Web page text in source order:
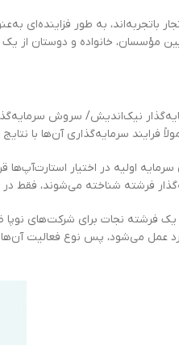
باتجربه‌اند، به طور
مؤسسان، خانواده و دوستان از
نیک‌اندیش/ سروش
فرایند سرمایه‌گذاری آن‌ها با
سرمایه اولیه در اختیار
فرشته شناخته می‌شوند، فقط
یک فرشته نجات برای شرکت‌های
عمل می‌شود، پس نوع فعالیت